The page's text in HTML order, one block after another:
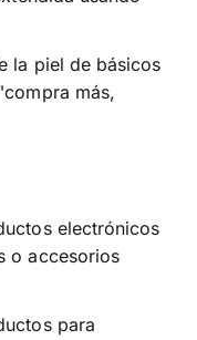
la piel de básicos
más,
electrónicos
o accesorios
para